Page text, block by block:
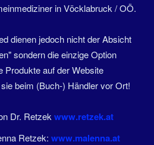
in Vöcklabruck / OÖ.
dienen jedoch nicht der Absicht
sondern die einzige Option
Produkte auf der Website
beim (Buch-) Händler vor Ort!
Dr. Retzek www.retzek.at
Retzek: www.malenna.at